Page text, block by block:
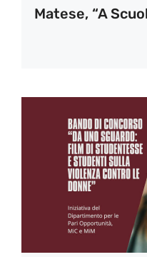
Matese, “A